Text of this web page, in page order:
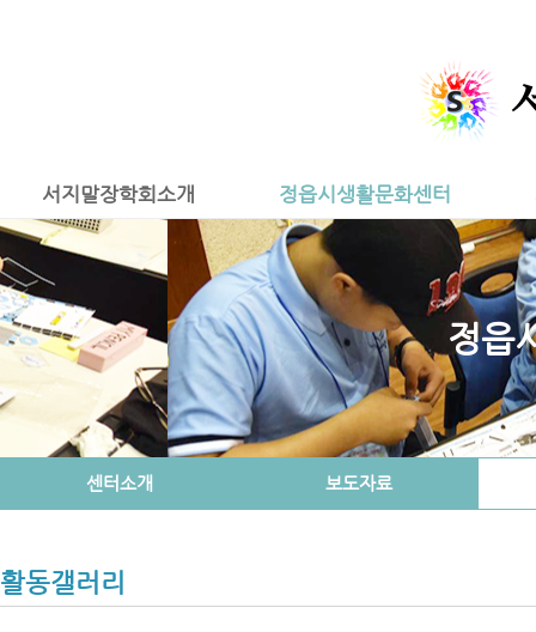
서지말장학회소개 정읍시생활문화센터
정읍
센터소개 보도자료
활동갤러리